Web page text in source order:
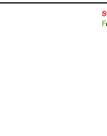
S
F